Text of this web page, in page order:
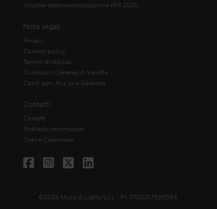
Voucher Internazionalizzazione PMI 2025
Note legali
Privacy
Cookies policy
Termini di utilizzo
Condizioni Generali di Vendita
Cond. gen. Ass.za e Garanzia
Contatti
Contatti
Richiesta informazioni
Orari e Calendario
©2026 Music & Lights S.r.l. - P.I. IT02057590594